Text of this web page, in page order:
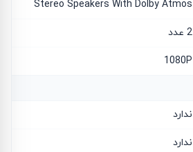
Stereo Speakers With Dolby Atmos
2 عدد
1080P
ندارد
ندارد